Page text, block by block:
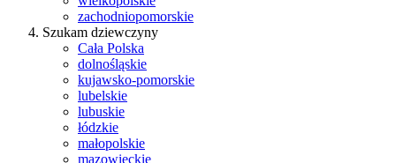
zachodniopomorskie
Szukam dziewczyny
Cała Polska
dolnośląskie
kujawsko-pomorskie
lubelskie
lubuskie
łódzkie
małopolskie
mazowieckie